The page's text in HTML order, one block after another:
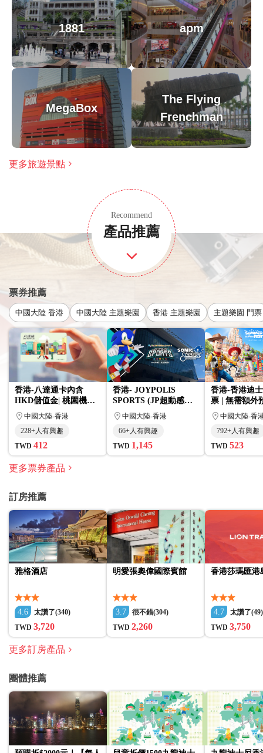
1881 apm
MegaBox
The Flying
Frenchman
更多旅遊景點
Recommend
產品推薦
票券推薦
中國大陸 香港 中國大陸 主題樂園 香港 主題樂園 主題樂園 門票
香港-八達通卡內含
HKD儲值金| 桃園機場/
高雄小港領取
中國大陸-香港
228+人有興趣
TWD 412
香港- JOYPOLIS
SPORTS (JP超動感世
界) 不限平假日2小時超
動感全票|（免費贈送防
滑襪 + HKD 50 餐飲優
惠券)
中國大陸-香港
66+人有興趣
TWD 1,145
香港-香港迪
票 | 無需額外
中國大陸-香
792+人有興趣
TWD 523
更多票券產品
訂房推薦
雅格酒店
4.6
太讚了(340)
TWD 3,720
明愛張奧偉國際賓館
3.7
很不錯(304)
TWD 2,260
香港莎瑪匯港
4.7
太讚了(49)
TWD 3,750
更多訂房產品
團體推薦